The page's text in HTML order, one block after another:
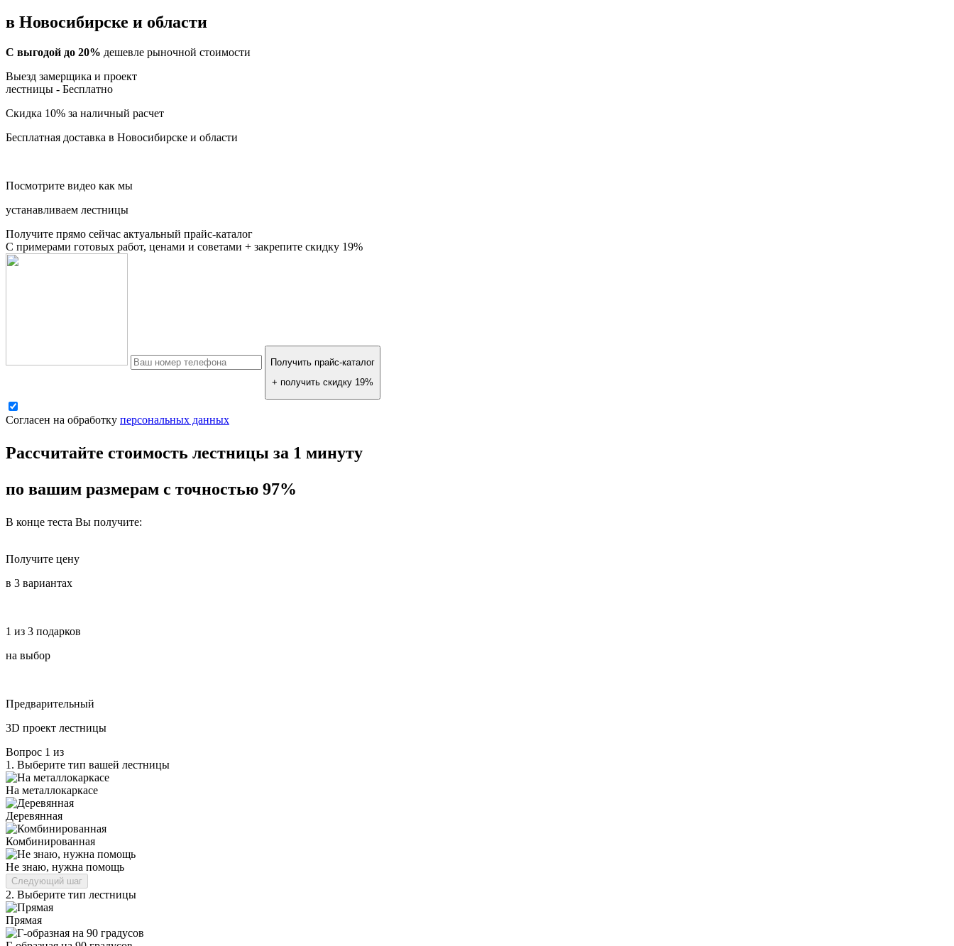
в Новосибирске и области
С выгодой до 20% дешевле рыночной стоимости
Выезд замерщика и проект
лестницы - Бесплатно
Скидка 10% за наличный расчет
Бесплатная доставка в Новосибирске и области
Посмотрите видео как мы
устанавливаем лестницы
Получите прямо сейчас актуальный прайс-каталог
С примерами готовых работ, ценами и советами + закрепите скидку 19%
Получить прайс-каталог
+ получить скидку 19%
Согласен на обработку персональных данных
Рассчитайте стоимость лестницы за 1 минуту
по вашим размерам с точностью 97%
В конце теста Вы получите:
Получите цену
в 3 вариантах
1 из 3 подарков
на выбор
Предварительный
3D проект лестницы
Вопрос 1 из
1. Выберите тип вашей лестницы
На металлокаркасе
Деревянная
Комбинированная
Не знаю, нужна помощь
Следующий шаг
2. Выберите тип лестницы
Прямая